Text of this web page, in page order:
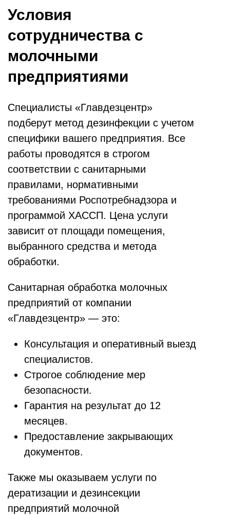
Условия
сотрудничества с
молочными
предприятиями
Специалисты «Главдезцентр»
подберут метод дезинфекции с учетом
специфики вашего предприятия. Все
работы проводятся в строгом
соответствии с санитарными
правилами, нормативными
требованиями Роспотребнадзора и
программой ХАССП. Цена услуги
зависит от площади помещения,
выбранного средства и метода
обработки.
Санитарная обработка молочных
предприятий от компании
«Главдезцентр» — это:
Консультация и оперативный выезд
специалистов.
Строгое соблюдение мер
безопасности.
Гарантия на результат до 12
месяцев.
Предоставление закрывающих
документов.
Также мы оказываем услуги по
дератизации и дезинсекции
предприятий молочной